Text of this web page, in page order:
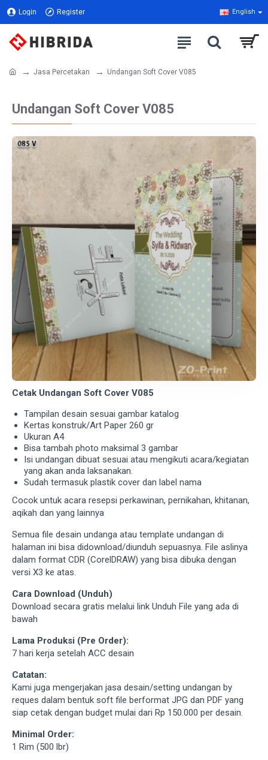
Login Register English
Jasa Percetakan Undangan Soft Cover V085
Undangan Soft Cover V085
Cetak Undangan Soft Cover V085
Tampilan desain sesuai gambar katalog
Kertas konstruk/Art Paper 260 gr
Ukuran A4
Bisa tambah photo maksimal 3 gambar
Isi undangan dibuat sesuai atau mengikuti acara/kegiatan
yang akan anda laksanakan.
Sudah termasuk plastik cover dan label nama
Cocok untuk acara resepsi perkawinan, pernikahan, khitanan,
aqikah dan yang lainnya
Semua file desain undanga atau template undangan di
halaman ini bisa didownload/diunduh sepuasnya. File aslinya
dalam format CDR (CorelDRAW) yang bisa dibuka dengan
versi X3 ke atas.
Cara Download (Unduh)
Download secara gratis melalui link Unduh File yang ada di
bawah
Lama Produksi (Pre Order):
7 hari kerja setelah ACC desain
Catatan:
Kami juga mengerjakan jasa desain/setting undangan by
reques dalam bentuk soft file berformat JPG dan PDF yang
siap cetak dengan budget mulai dari Rp 150.000 per desain.
Minimal Order:
1 Rim (500 lbr)